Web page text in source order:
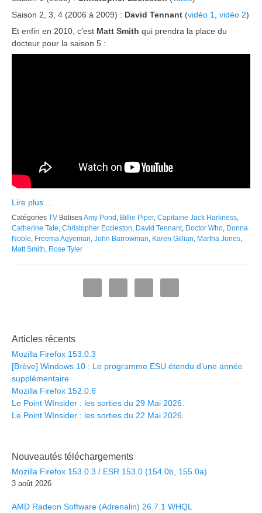
Saison 2, 3, 4 (2006 à 2009) : David Tennant (vidéo 1 vidéo 2)
Et enfin en 2010, c'est Matt Smith qui prendra la place du
docteur pour la saison 5 :
Lire plus ...
Catégories TV BalisesAmy Pond Billie Piper, Capitaine Jack Harkness
Catherine Tate Christopher Eccleston David Tennant, Doctor Who Donna
Noble Freema Agyeman John Barrowman Karen Gillian Martha Jones
Matt Smith Rose Tyler
Articles récents
Mozilla Firefox 153.0.3
[Brève] Windows 10 : Le programme ESU étendu d’une année
supplémentaire
Mozilla Firefox 152.0.6
Le Point WInsider : les sorties du 29 Mai 2026.
Le Point WInsider : les sorties du 22 Mai 2026.
Nouveautés téléchargements
Mozilla Firefox 153.0.3 / ESR 153.0 (154.0b, 155.0a)
3 août 2026
AMD Radeon Software (Adrenalin) 26.7.1 WHQL